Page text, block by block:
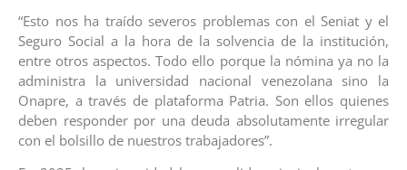
‎“Esto nos ha traído severos problemas con el Seniat y el
Seguro Social a la hora de la solvencia de la institución,
entre otros aspectos. Todo ello porque la nómina ya no la
administra la universidad nacional venezolana sino la
Onapre, a través de plataforma Patria. Son ellos quienes
deben responder por una deuda absolutamente irregular
con el bolsillo de nuestros trabajadores”.‎ ‎